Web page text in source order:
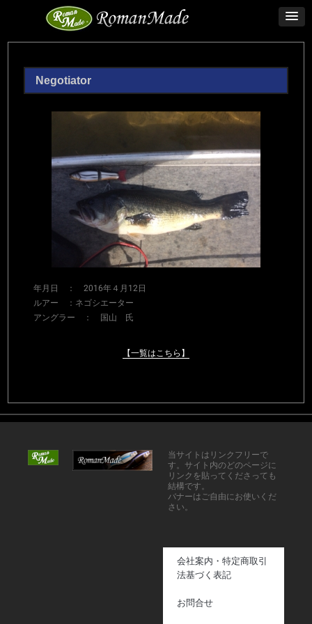
Negotiator
年月日 ： 2016年４月12日
ルアー ：ネゴシエーター
アングラー ： 国山 氏
【一覧はこちら】
当サイトはリンクフリーで
す。サイト内のどのページに
リンクを貼ってくださっても
結構です。
バナーはご自由にお使いくだ
さい。
会社案内・特定商取引
法基づく表記
お問合せ